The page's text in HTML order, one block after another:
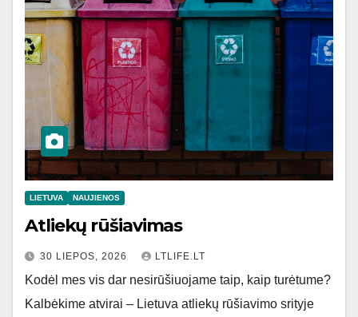
LIETUVA NAUJIENOS
Atliekų rūšiavimas
30 LIEPOS, 2026 LTLIFE.LT
Kodėl mes vis dar nesirūšiuojame taip, kaip turėtume?
Kalbėkime atvirai – Lietuva atliekų rūšiavimo srityje